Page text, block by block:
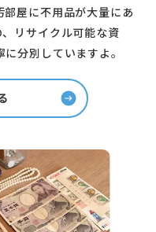
屋に不用品が大量にあ
リサイクル可能な資
分別していますよ。